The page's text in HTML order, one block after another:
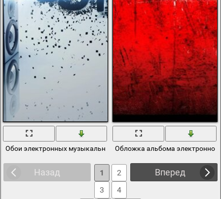
Обои электронных музыкальных колонокОбложка альбома
Назад Вперед
1
2
3
4